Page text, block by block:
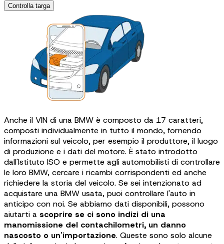
Controlla targa
Anche il VIN di una BMW è composto da 17 caratteri,
composti individualmente in tutto il mondo, fornendo
informazioni sul veicolo, per esempio il produttore, il luogo
di produzione e i dati del motore. È stato introdotto
dall'Istituto ISO e permette agli automobilisti di controllare
le loro BMW, cercare i ricambi corrispondenti ed anche
richiedere la storia del veicolo. Se sei intenzionato ad
acquistare una BMW usata, puoi controllare l'auto in
anticipo con noi. Se abbiamo dati disponibili, possono
aiutarti a scoprire se ci sono indizi di una
manomissione del contachilometri, un danno
nascosto o un'importazione. Queste sono solo alcune